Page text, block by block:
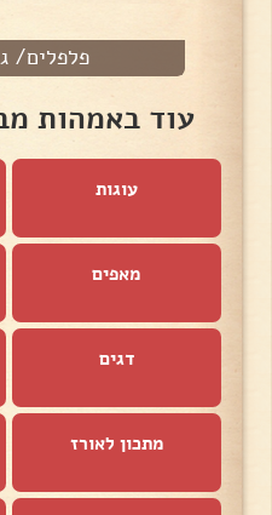
פלפלים/
עוד באמהות
עוגות
מאפים
דגים
מתכון לאורז